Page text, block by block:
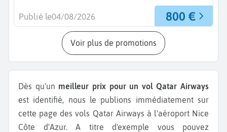
800 €
Publié le04/08/2026
Voir plus de promotions
Dès qu'un meilleur prix pour un vol Qatar Airways
est identifié, nous le publions immédiatement sur
cette page des vols Qatar Airways à l'aéroport Nice
Côte d'Azur. A titre d'exemple vous pouvez